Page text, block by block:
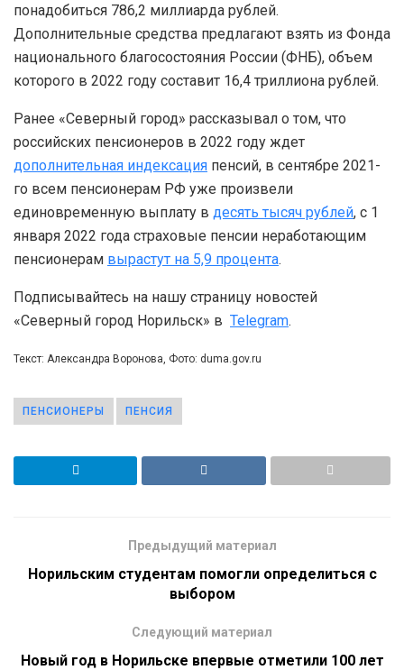
понадобиться 786,2 миллиарда рублей.
Дополнительные средства предлагают взять из Фонда
национального благосостояния России (ФНБ), объем
которого в 2022 году составит 16,4 триллиона рублей.
Ранее «Северный город» рассказывал о том, что
российских пенсионеров в 2022 году ждет
дополнительная индексация пенсий, в сентябре 2021-
го всем пенсионерам РФ уже произвели
единовременную выплату в десять тысяч рублей, с 1
января 2022 года страховые пенсии неработающим
пенсионерам вырастут на 5,9 процента.
Подписывайтесь на нашу страницу новостей
«Северный город Норильск» в Telegram.
Текст: Александра Воронова, Фото: duma.gov.ru
ПЕНСИОНЕРЫ ПЕНСИЯ
Предыдущий материал
Норильским студентам помогли определиться с
выбором
Следующий материал
Новый год в Норильске впервые отметили 100 лет